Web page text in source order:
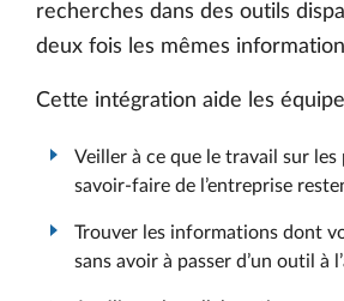
recherches dans des outils
deux fois les mêmes
Cette intégration aide les
Veiller à ce que le travail sur
savoir-faire de l’entreprise
Trouver les informations dont
sans avoir à passer d’un outil à